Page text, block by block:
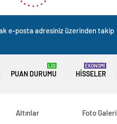
e-posta adresiniz üzerinden takip
PUAN DURUMU
LİG
HISSELER
EKONOMİ
Altınlar
Foto Galeri